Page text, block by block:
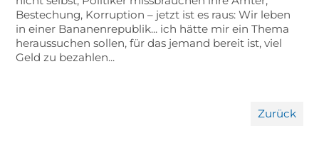
Bestechung, Korruption – jetzt ist es raus: Wir leben
in einer Bananenrepublik... ich hätte mir ein Thema
heraussuchen sollen, für das jemand bereit ist, viel
Geld zu bezahlen...
Zurück